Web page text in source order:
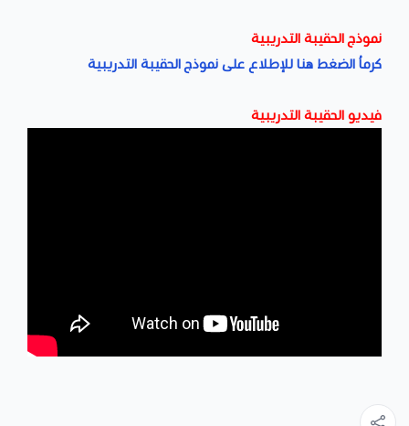
نموذج الحقيبة التدريبية
كرماُ الضغط هنا للإطلاع على نموذج الحقيبة التدريبية
فيديو الحقيبة التدريبية